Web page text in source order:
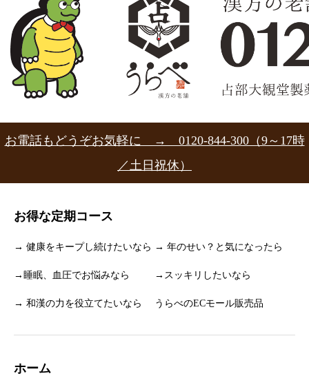
お電話もどうぞお気軽に → 0120-844-300（9～17時
／土日祝休）
お得な定期コース
→ 健康をキープし続けたいなら → 年のせい？と気になったら
→睡眠、血圧でお悩みなら →スッキリしたいなら
→ 和漢の力を役立てたいなら うらべのECモール販売品
ホーム